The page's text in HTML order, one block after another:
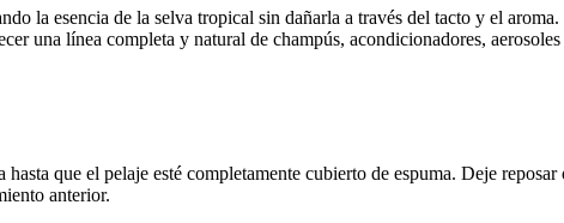
la esencia de la selva tropical sin dañarla a través del tacto y el
una línea completa y natural de champús, acondicionadores,
que el pelaje esté completamente cubierto de espuma. Deje reposar
anterior.